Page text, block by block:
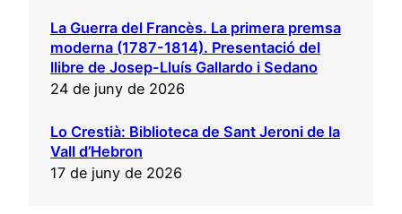
La Guerra del Francès. La primera premsa
moderna (1787-1814). Presentació del
llibre de Josep-Lluís Gallardo i Sedano
24 de juny de 2026
Lo Crestià: Biblioteca de Sant Jeroni de la
Vall d’Hebron
17 de juny de 2026